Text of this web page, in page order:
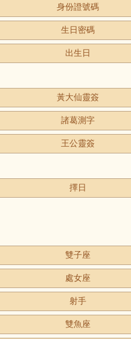
身份證號碼
生日密碼
出生日
黃大仙靈簽
諸葛測字
王公靈簽
擇日
雙子座
處女座
射手
雙魚座